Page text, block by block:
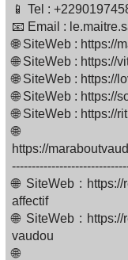
📱 Tel :
📧 Email :
🌐 SiteWeb : https://
🌐 SiteWeb : https://
🌐 SiteWeb : https://
🌐 SiteWeb : https://
🌐 SiteWeb : https://
🌐
https://
🌐 SiteWeb : https://
affectif
🌐 SiteWeb : https://
vaudou
🌐